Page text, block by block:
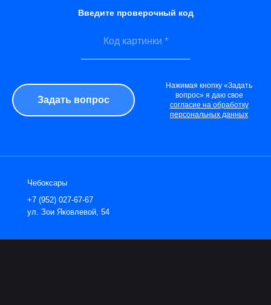
Введите проверочный код
Нажимая кнопку «Задать
вопрос» я даю свое
согласие на обработку
персональных данных
Чебоксары
+7 (952) 027-67-67
ул. Зои Яковлевой, 54